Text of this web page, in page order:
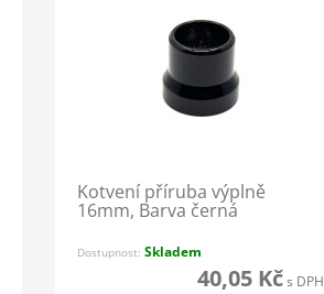
Kotvení příruba výplně
16mm, Barva černá
Dostupnost:Skladem
40,05 Kčs DPH